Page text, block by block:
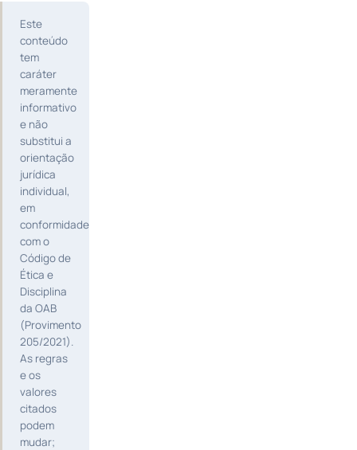
Este
conteúdo
tem
caráter
meramente
informativo
e não
substitui a
orientação
jurídica
individual,
em
conformidade
com o
Código de
Ética e
Disciplina
da OAB
(Provimento
205/2021).
As regras
e os
valores
citados
podem
mudar;